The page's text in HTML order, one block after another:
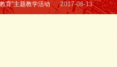
育”主题教学活动 2017-06-13